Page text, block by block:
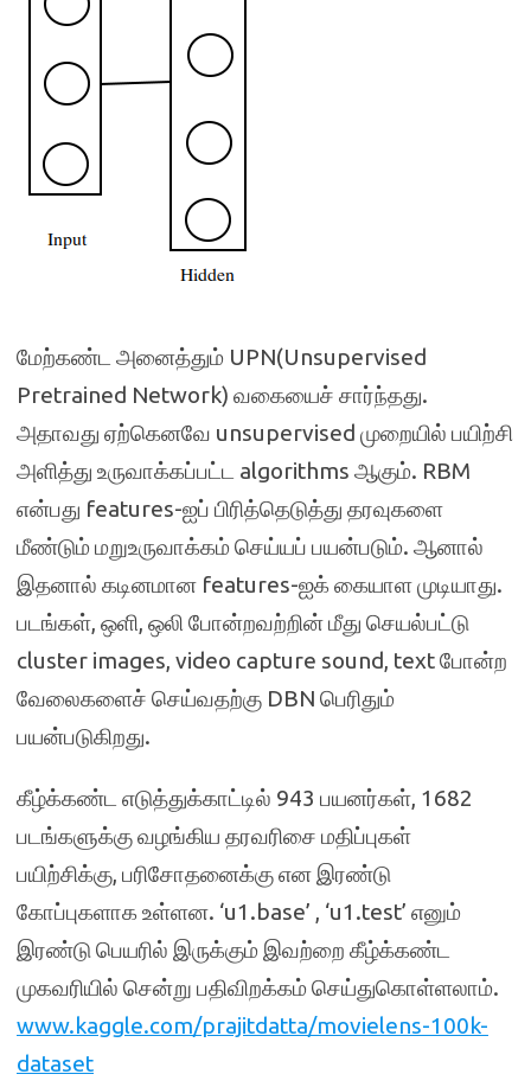
மேற்கண்ட அனைத்தும் UPN(Unsupervised
Pretrained Network) வகையைச் சார்ந்தது.
அதாவது ஏற்கெனவே unsupervised முறையில் பயிற்சி
அளித்து உருவாக்கப்பட்ட algorithms ஆகும். RBM
என்பது features-ஐப் பிரித்தெடுத்து தரவுகளை
மீண்டும் மறுஉருவாக்கம் செய்யப் பயன்படும். ஆனால்
இதனால் கடினமான features-ஐக் கையாள முடியாது.
படங்கள், ஒளி, ஒலி போன்றவற்றின் மீது செயல்பட்டு
cluster images, video capture sound, text போன்ற
வேலைகளைச் செய்வதற்கு DBN பெரிதும்
பயன்படுகிறது.
கீழ்க்கண்ட எடுத்துக்காட்டில் 943 பயனர்கள், 1682
படங்களுக்கு வழங்கிய தரவரிசை மதிப்புகள்
பயிற்சிக்கு, பரிசோதனைக்கு என இரண்டு
கோப்புகளாக உள்ளன. ‘u1.base’ , ‘u1.test’ எனும்
இரண்டு பெயரில் இருக்கும் இவற்றை கீழ்க்கண்ட
முகவரியில் சென்று பதிவிறக்கம் செய்துகொள்ளலாம்.
www.kaggle.com/prajitdatta/movielens-100k-
dataset